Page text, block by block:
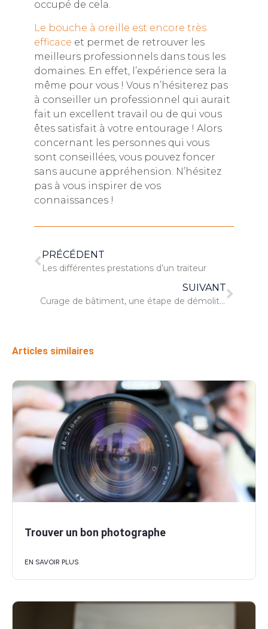
occupé de cela.
Le bouche à oreille est encore très
efficace et permet de retrouver les
meilleurs professionnels dans tous les
domaines. En effet, l’expérience sera la
même pour vous ! Vous n’hésiterez pas
à conseiller un professionnel qui aurait
fait un excellent travail ou de qui vous
êtes satisfait à votre entourage ! Alors
concernant les personnes qui vous
sont conseillées, vous pouvez foncer
sans aucune appréhension. N’hésitez
pas à vous inspirer de vos
connaissances !
PRÉCÉDENT
Les différentes prestations d’un traiteur
SUIVANT
Curage de bâtiment, une étape de démolition
Articles similaires
Trouver un bon photographe
EN SAVOIR PLUS